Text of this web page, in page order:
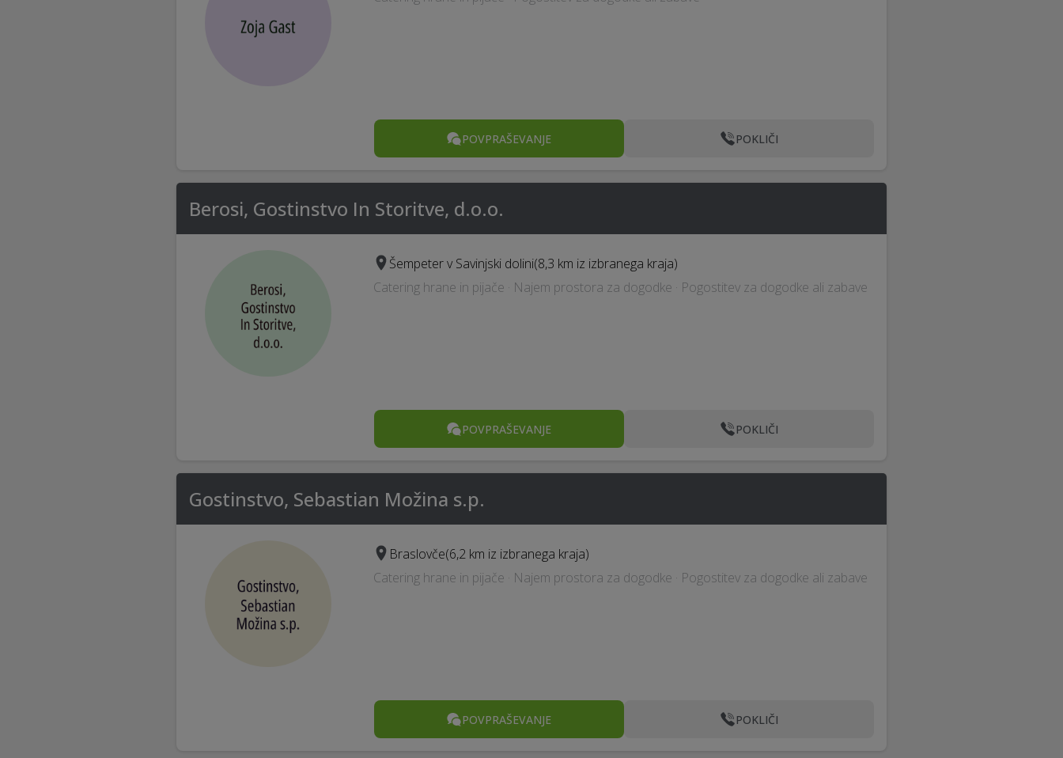
POVPRAŠEVANJE POKLIČI
Berosi, Gostinstvo In Storitve, d.o.o.
Šempeter v Savinjski dolini(8,3 km iz izbranega kraja)
Catering hrane in pijače · Najem prostora za dogodke · Pogostitev za dogodke ali zabave
POVPRAŠEVANJE POKLIČI
Gostinstvo, Sebastian Možina s.p.
Braslovče(6,2 km iz izbranega kraja)
Catering hrane in pijače · Najem prostora za dogodke · Pogostitev za dogodke ali zabave
POVPRAŠEVANJE POKLIČI